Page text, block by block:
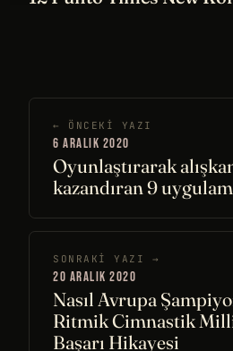
6 ARALIK 2020
Oyunlaştırarak
kazandıran 9
20 ARALIK 2020
Nasıl Avrupa